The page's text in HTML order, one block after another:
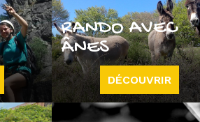
RANDO AVEC
ÂNES
DÉCOUVRIR